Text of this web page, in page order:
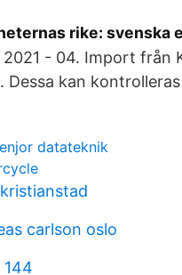
rike: svenska
2021 - 04. Import från
Dessa kan
datateknik
carlson oslo
144